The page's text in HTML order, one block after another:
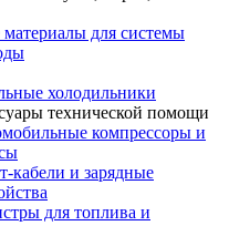
для системы
холодильники
технической помощи
компрессоры и
кабели и зарядные
для топлива и